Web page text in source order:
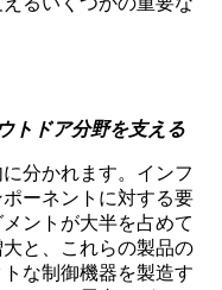
トドア分野を支える
分かれます。インフ
ーネントに対する要
ントが大半を占めて
と、これらの製品の
な制御機器を製造す